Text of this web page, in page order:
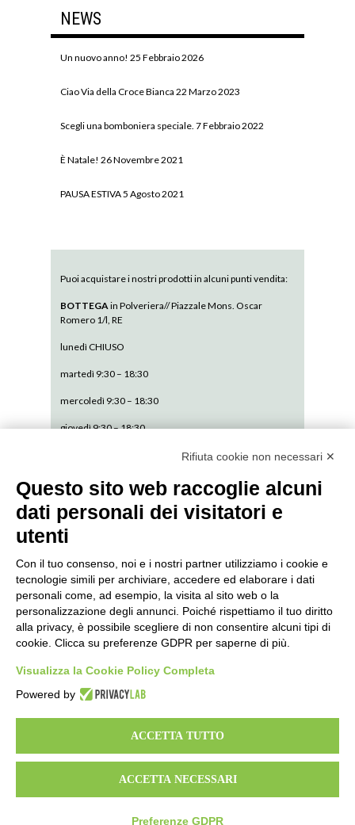
NEWS
Un nuovo anno! 25 Febbraio 2026
Ciao Via della Croce Bianca 22 Marzo 2023
Scegli una bomboniera speciale. 7 Febbraio 2022
È Natale! 26 Novembre 2021
PAUSA ESTIVA5 Agosto 2021
Puoi acquistare i nostri prodotti in alcuni punti vendita:
BOTTEGAin Polveriera// Piazzale Mons. Oscar
Romero 1/l, RE
lunedì CHIUSO
martedì 9:30 – 18:30
mercoledì 9:30 – 18:30
giovedì 9:30 – 18:30
sabato 9:30 – 13:30
domenica CHIUSO
SEDE AMMINISTRATIVA // via De Pisis 9,
42124 Reggio Emilia ITALY// P. IVA: 01541120356//
PER INFORMAZIONI //info@k-labdesign.it
Rifiuta cookie non necessari ✕
Questo sito web raccoglie alcuni
dati personali dei visitatori e
utenti
Con il tuo consenso, noi e i nostri partner utilizziamo i cookie e
tecnologie simili per archiviare, accedere ed elaborare i dati
personali come, ad esempio, la visita al sito web o la
personalizzazione degli annunci. Poiché rispettiamo il tuo diritto
alla privacy, è possibile scegliere di non consentire alcuni tipi di
cookie. Clicca su preferenze GDPR per saperne di più.
Visualizza la Cookie Policy Completa
Powered by
ACCETTA TUTTO
ACCETTA NECESSARI
Preferenze GDPR